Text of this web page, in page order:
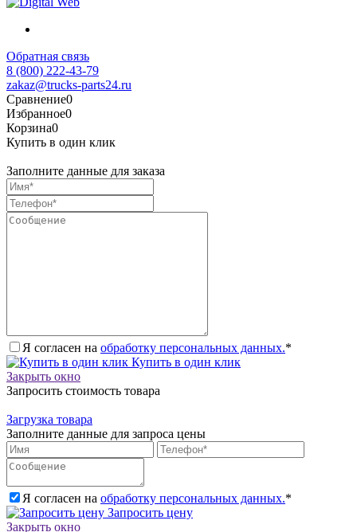
Обратная связь
8 (800) 222-43-79
zakaz@trucks-parts24.ru
Сравнение0
Избранное0
Корзина0
Купить в один клик
Заполните данные для заказа
Я согласен на обработку персональных данных.*
Купить в один клик
Закрыть окно
Запросить стоимость товара
Загрузка товара
Заполните данные для запроса цены
Я согласен на обработку персональных данных.*
Запросить цену
Закрыть окно